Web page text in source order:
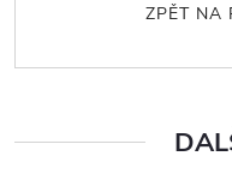
ZPĚT NA